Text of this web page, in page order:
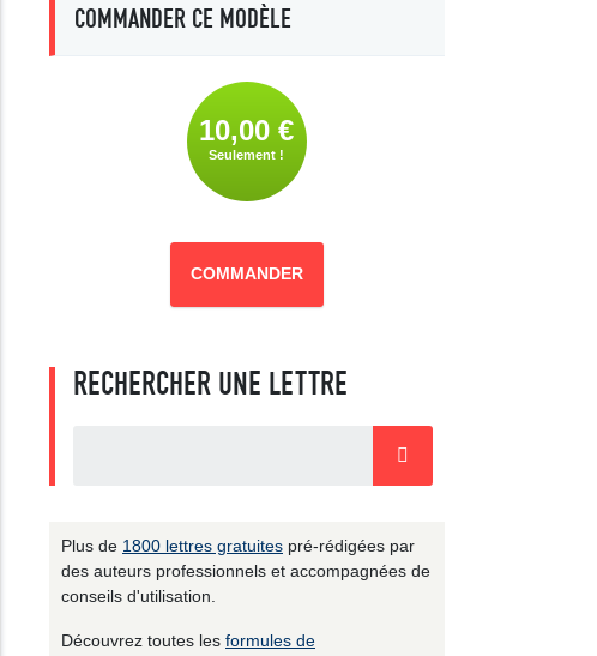
COMMANDER CE MODÈLE
10,00 €
Seulement !
COMMANDER
RECHERCHER UNE LETTRE
Plus de 1800 lettres gratuites pré-rédigées par
des auteurs professionnels et accompagnées de
conseils d'utilisation.
Découvrez toutes les formules de